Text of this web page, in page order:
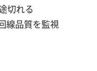
切れる
線品質を監視